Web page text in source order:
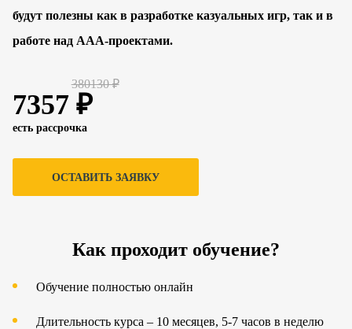
будут полезны как в разработке казуальных игр, так и в
работе над AAA-проектами.
380130 ₽
7357 ₽
есть рассрочка
ОСТАВИТЬ ЗАЯВКУ
Как проходит обучение?
Обучение полностью онлайн
Длительность курса – 10 месяцев, 5-7 часов в неделю